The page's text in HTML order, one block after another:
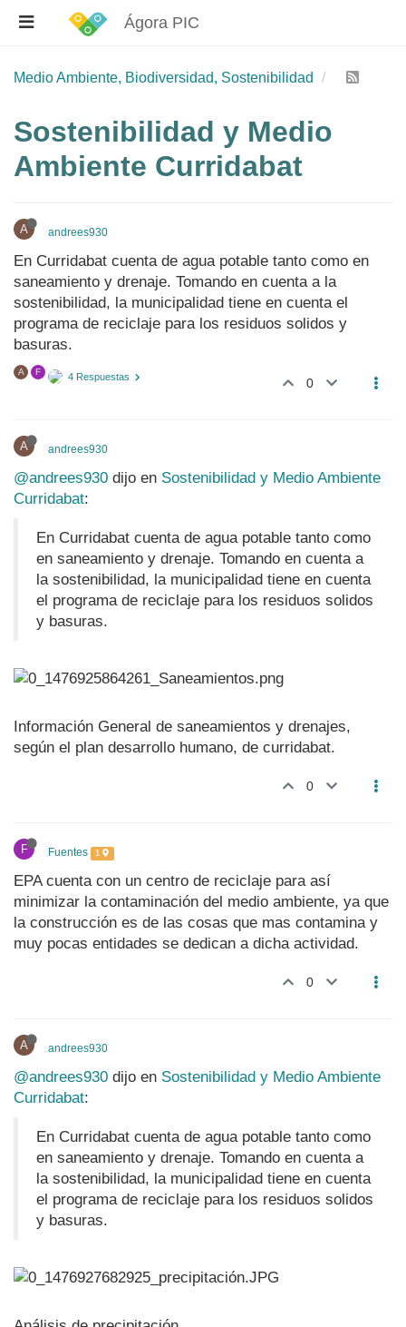
Ágora PIC
Medio Ambiente, Biodiversidad, Sostenibilidad
Sostenibilidad y Medio
Ambiente Curridabat
A andrees930
En Curridabat cuenta de agua potable tanto como en
saneamiento y drenaje. Tomando en cuenta a la
sostenibilidad, la municipalidad tiene en cuenta el
programa de reciclaje para los residuos solidos y
basuras.
0
A F 4 Respuestas
A andrees930
@andrees930 dijo en Sostenibilidad y Medio Ambiente
Curridabat:
En Curridabat cuenta de agua potable tanto como
en saneamiento y drenaje. Tomando en cuenta a
la sostenibilidad, la municipalidad tiene en cuenta
el programa de reciclaje para los residuos solidos
y basuras.
Información General de saneamientos y drenajes,
según el plan desarrollo humano, de curridabat.
0
F Fuentes 1
EPA cuenta con un centro de reciclaje para así
minimizar la contaminación del medio ambiente, ya que
la construcción es de las cosas que mas contamina y
muy pocas entidades se dedican a dicha actividad.
0
A andrees930
@andrees930 dijo en Sostenibilidad y Medio Ambiente
Curridabat:
En Curridabat cuenta de agua potable tanto como
en saneamiento y drenaje. Tomando en cuenta a
la sostenibilidad, la municipalidad tiene en cuenta
el programa de reciclaje para los residuos solidos
y basuras.